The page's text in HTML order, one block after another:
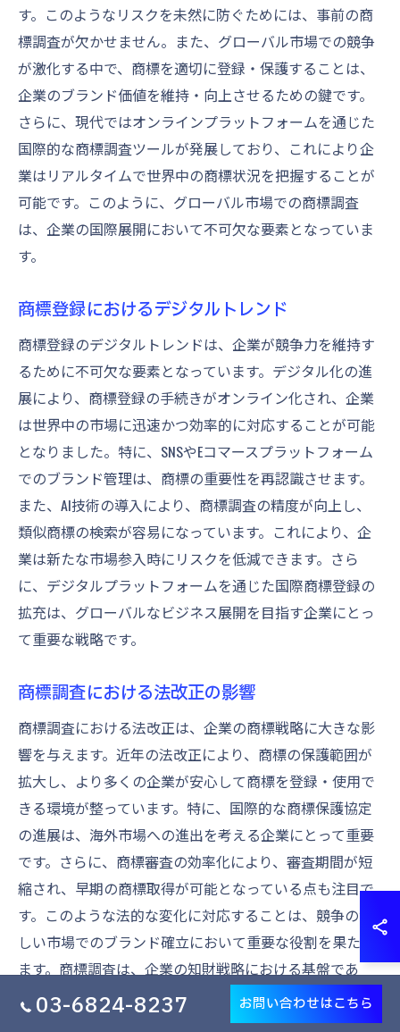
す。このようなリスクを未然に防ぐためには、事前の商
標調査が欠かせません。また、グローバル市場での競争
が激化する中で、商標を適切に登録・保護することは、
企業のブランド価値を維持・向上させるための鍵です。
さらに、現代ではオンラインプラットフォームを通じた
国際的な商標調査ツールが発展しており、これにより企
業はリアルタイムで世界中の商標状況を把握することが
可能です。このように、グローバル市場での商標調査
は、企業の国際展開において不可欠な要素となっていま
す。
商標登録におけるデジタルトレンド
商標登録のデジタルトレンドは、企業が競争力を維持す
るために不可欠な要素となっています。デジタル化の進
展により、商標登録の手続きがオンライン化され、企業
は世界中の市場に迅速かつ効率的に対応することが可能
となりました。特に、SNSやEコマースプラットフォーム
でのブランド管理は、商標の重要性を再認識させます。
また、AI技術の導入により、商標調査の精度が向上し、
類似商標の検索が容易になっています。これにより、企
業は新たな市場参入時にリスクを低減できます。さら
に、デジタルプラットフォームを通じた国際商標登録の
拡充は、グローバルなビジネス展開を目指す企業にとっ
て重要な戦略です。
商標調査における法改正の影響
商標調査における法改正は、企業の商標戦略に大きな影
響を与えます。近年の法改正により、商標の保護範囲が
拡大し、より多くの企業が安心して商標を登録・使用で
きる環境が整っています。特に、国際的な商標保護協定
の進展は、海外市場への進出を考える企業にとって重要
です。さらに、商標審査の効率化により、審査期間が短
縮され、早期の商標取得が可能となっている点も注目で
す。このような法的な変化に対応することは、競争の激
しい市場でのブランド確立において重要な役割を果たし
ます。商標調査は、企業の知財戦略における基盤であ
り、法改正の動向を把握することが求められます。
03-6824-8237 お問い合わせはこちら